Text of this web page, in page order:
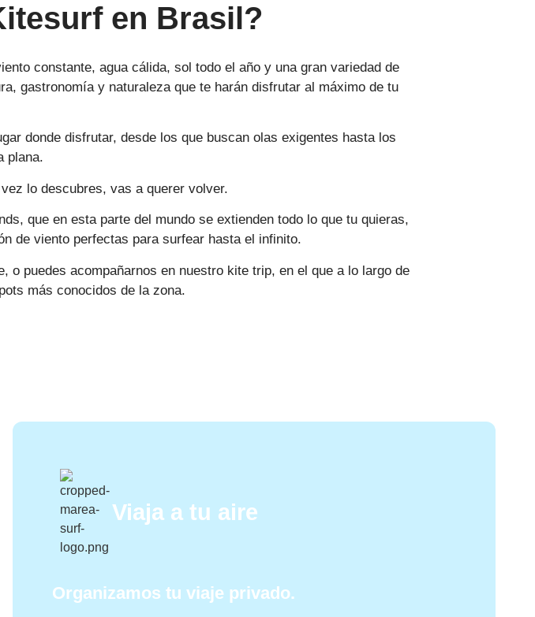
en Brasil?
constante, agua cálida, sol todo el año y una gran variedad de
gastronomía y naturaleza que te harán disfrutar al máximo de tu
donde disfrutar, desde los que buscan olas exigentes hasta los
plana.
lo descubres, vas a querer volver.
que en esta parte del mundo se extienden todo lo que tu quieras,
de viento perfectas para surfear hasta el infinito.
o puedes acompañarnos en nuestro kite trip, en el que a lo largo de
más conocidos de la zona.
Viaja a tu aire
Organizamos tu viaje privado.